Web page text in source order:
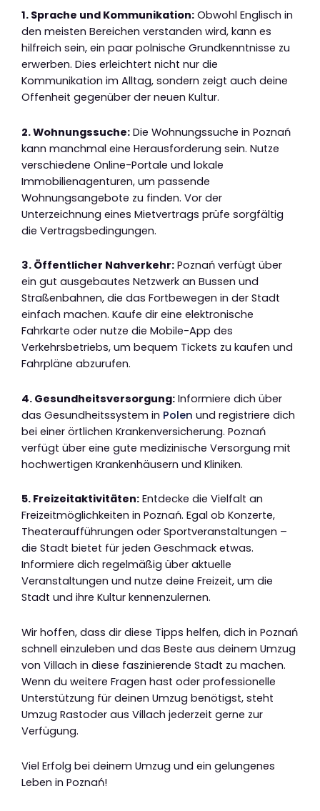
1. Sprache und Kommunikation: Obwohl Englisch in
den meisten Bereichen verstanden wird, kann es
hilfreich sein, ein paar polnische Grundkenntnisse zu
erwerben. Dies erleichtert nicht nur die
Kommunikation im Alltag, sondern zeigt auch deine
Offenheit gegenüber der neuen Kultur.
2. Wohnungssuche: Die Wohnungssuche in Poznań
kann manchmal eine Herausforderung sein. Nutze
verschiedene Online-Portale und lokale
Immobilienagenturen, um passende
Wohnungsangebote zu finden. Vor der
Unterzeichnung eines Mietvertrags prüfe sorgfältig
die Vertragsbedingungen.
3. Öffentlicher Nahverkehr: Poznań verfügt über
ein gut ausgebautes Netzwerk an Bussen und
Straßenbahnen, die das Fortbewegen in der Stadt
einfach machen. Kaufe dir eine elektronische
Fahrkarte oder nutze die Mobile-App des
Verkehrsbetriebs, um bequem Tickets zu kaufen und
Fahrpläne abzurufen.
4. Gesundheitsversorgung: Informiere dich über
das Gesundheitssystem in Polen und registriere dich
bei einer örtlichen Krankenversicherung. Poznań
verfügt über eine gute medizinische Versorgung mit
hochwertigen Krankenhäusern und Kliniken.
5. Freizeitaktivitäten: Entdecke die Vielfalt an
Freizeitmöglichkeiten in Poznań. Egal ob Konzerte,
Theateraufführungen oder Sportveranstaltungen –
die Stadt bietet für jeden Geschmack etwas.
Informiere dich regelmäßig über aktuelle
Veranstaltungen und nutze deine Freizeit, um die
Stadt und ihre Kultur kennenzulernen.
Wir hoffen, dass dir diese Tipps helfen, dich in Poznań
schnell einzuleben und das Beste aus deinem Umzug
von Villach in diese faszinierende Stadt zu machen.
Wenn du weitere Fragen hast oder professionelle
Unterstützung für deinen Umzug benötigst, steht
Umzug Rastoder aus Villach jederzeit gerne zur
Verfügung.
Viel Erfolg bei deinem Umzug und ein gelungenes
Leben in Poznań!